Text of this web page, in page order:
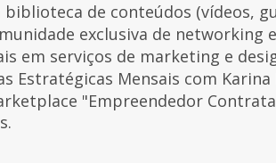
biblioteca de conteúdos (vídeos,
exclusiva de networking
em serviços de marketing e
Estratégicas Mensais com Karina
"Empreendedor